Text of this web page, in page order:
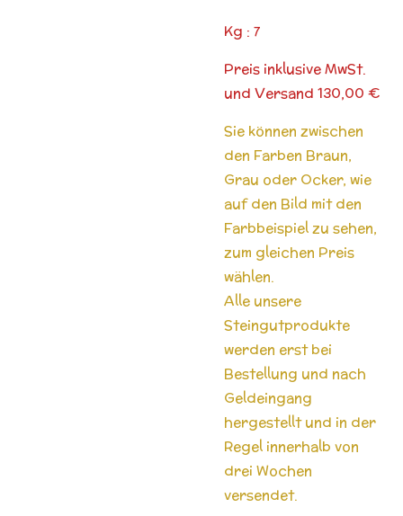
Kg : 7
Preis inklusive MwSt.
und Versand 130,00 €
Sie können zwischen
den Farben Braun,
Grau oder Ocker, wie
auf den Bild mit den
Farbbeispiel zu sehen,
zum gleichen Preis
wählen.
Alle unsere
Steingutprodukte
werden erst bei
Bestellung und nach
Geldeingang
hergestellt und in der
Regel innerhalb von
drei Wochen
versendet.